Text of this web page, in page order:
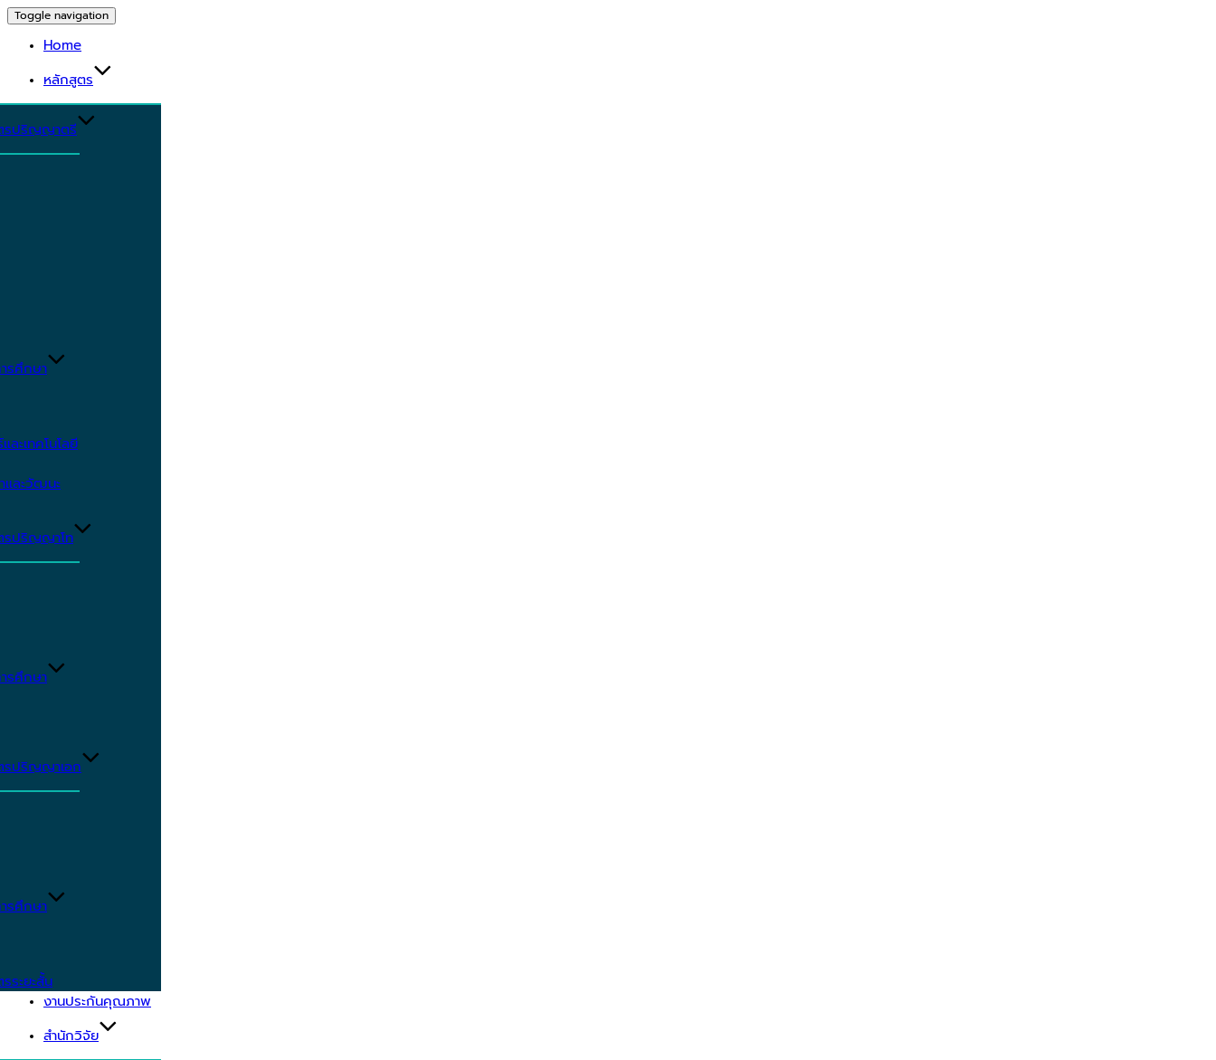
Toggle navigation
Home
หลักสูตร
รปริญญาตรี
รศึกษา
ะเทคโนโลยี
และวัฒนะ
รปริญญาโท
รศึกษา
รปริญญาเอก
รศึกษา
ระยะสั้น
งานประกันคุณภาพ
สำนักวิจัย